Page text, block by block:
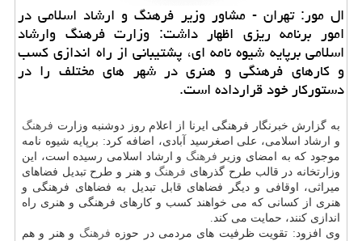
ال مور: تهران - مشاور وزیر فرهنگ و ارشاد اسلامی در
امور برنامه ریزی اظهار داشت: وزارت فرهنگ وارشاد
اسلامی برپایه شیوه نامه ای، پشتیبانی از راه اندازی كسب
و كارهای فرهنگی و هنری در شهر های مختلف را در
دستوركار خود قرارداده است.
به گزارش خبرنگار فرهنگی ایرنا از اعلام روز دوشنبه وزارت فرهنگ
و ارشاد اسلامی، علی اصغرسید آبادی، اضافه كرد: برپایه شیوه نامه
موجود كه به امضای وزیر فرهنگ و ارشاد اسلامی رسیده است، این
وزارتخانه در قالب طرح گذرهای فرهنگ و هنر و طرح تبدیل فضاهای
میراثی، اوقافی و دیگر فضاهای قابل تبدیل به فضاهای فرهنگی و
هنری از كسانی كه می خواهند كسب و كارهای فرهنگی و هنری راه
اندازی كنند، حمایت می كند.
وی افزود: تقویت ظرفیت های مردمی در حوزه فرهنگ و هنر و هم